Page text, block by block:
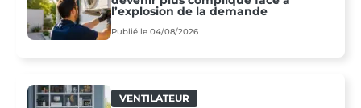
l’explosion de la demande
Publié le 04/08/2026
VENTILATEUR